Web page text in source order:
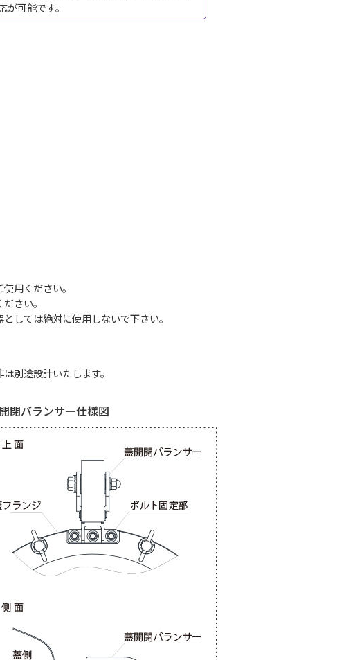
が可能です。
用ください。
さい。
しては絶対に使用しないで下さい。
別途設計いたします。
閉バランサー仕様図